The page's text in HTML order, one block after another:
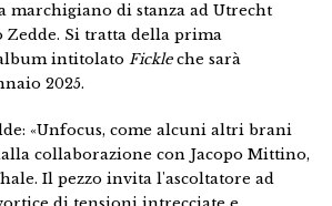
marchigiano di stanza ad Utrecht
Zedde. Si tratta della prima
intitolato Fickleche sarà
2025.
«Unfocus, come alcuni altri brani
collaborazione con Jacopo Mittino,
Il pezzo invita l'ascoltatore ad